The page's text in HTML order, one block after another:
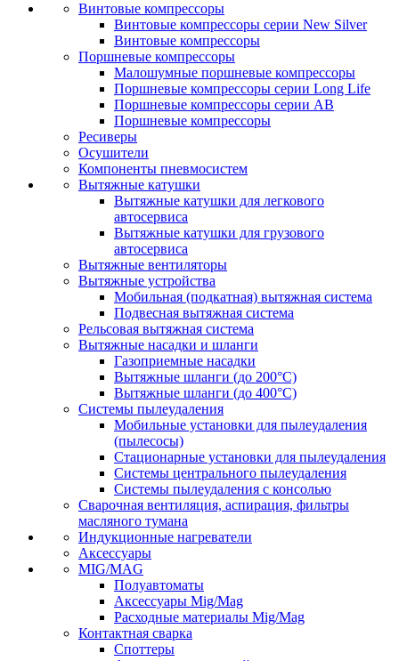
Винтовые компрессоры
Винтовые компрессоры серии New Silver
Винтовые компрессоры
Поршневые компрессоры
Малошумные поршневые компрессоры
Поршневые компрессоры серии Long Life
Поршневые компрессоры серии AB
Поршневые компрессоры
Ресиверы
Осушители
Компоненты пневмосистем
Вытяжные катушки
Вытяжные катушки для легкового
автосервиса
Вытяжные катушки для грузового
автосервиса
Вытяжные вентиляторы
Вытяжные устройства
Мобильная (подкатная) вытяжная система
Подвесная вытяжная система
Рельсовая вытяжная система
Вытяжные насадки и шланги
Газоприемные насадки
Вытяжные шланги (до 200°C)
Вытяжные шланги (до 400°C)
Системы пылеудаления
Мобильные установки для пылеудаления
(пылесосы)
Стационарные установки для пылеудаления
Системы центрального пылеудаления
Системы пылеудаления с консолью
Сварочная вентиляция, аспирация, фильтры
масляного тумана
Индукционные нагреватели
Аксессуары
MIG/MAG
Полуавтоматы
Аксессуары Mig/Mag
Расходные материалы Mig/Mag
Контактная сварка
Споттеры